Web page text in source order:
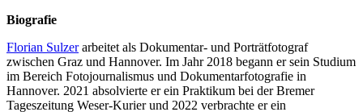
Biografie
Florian Sulzerarbeitet als Dokumentar- und Porträtfotograf
zwischen Graz und Hannover. Im Jahr 2018 begann er sein Studium
im Bereich Fotojournalismus und Dokumentarfotografie in
Hannover. 2021 absolvierte er ein Praktikum bei der Bremer
Tageszeitung Weser-Kurier und 2022 verbrachte er ein